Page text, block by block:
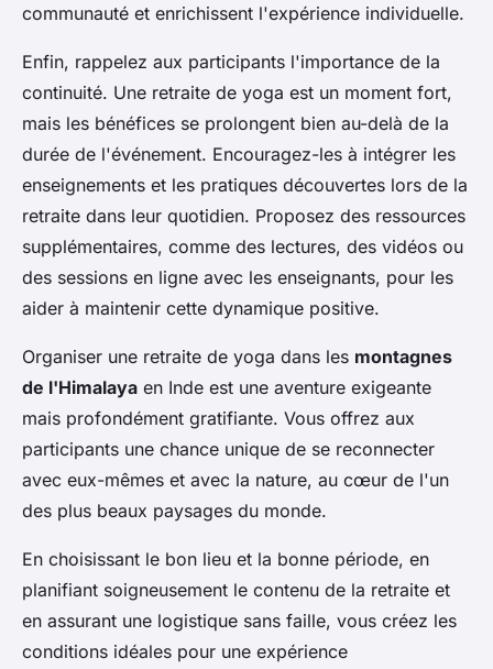
communauté et enrichissent l'expérience individuelle.
Enfin, rappelez aux participants l'importance de la
continuité. Une retraite de yoga est un moment fort,
mais les bénéfices se prolongent bien au-delà de la
durée de l'événement. Encouragez-les à intégrer les
enseignements et les pratiques découvertes lors de la
retraite dans leur quotidien. Proposez des ressources
supplémentaires, comme des lectures, des vidéos ou
des sessions en ligne avec les enseignants, pour les
aider à maintenir cette dynamique positive.
Organiser une retraite de yoga dans les montagnes
de l'Himalaya en Inde est une aventure exigeante
mais profondément gratifiante. Vous offrez aux
participants une chance unique de se reconnecter
avec eux-mêmes et avec la nature, au cœur de l'un
des plus beaux paysages du monde.
En choisissant le bon lieu et la bonne période, en
planifiant soigneusement le contenu de la retraite et
en assurant une logistique sans faille, vous créez les
conditions idéales pour une expérience